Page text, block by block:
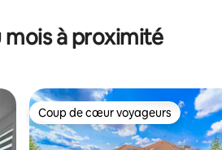
mois à proximité
aimés Coup de cœur voyageurs
Coup de cœur voyageurs